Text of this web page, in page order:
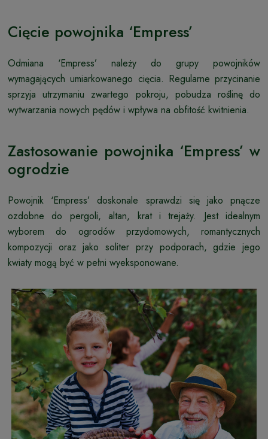
Cięcie powojnika ‘Empress’
Odmiana ‘Empress’ należy do grupy powojników
wymagających umiarkowanego cięcia. Regularne przycinanie
sprzyja utrzymaniu zwartego pokroju, pobudza roślinę do
wytwarzania nowych pędów i wpływa na obfitość kwitnienia.
Zastosowanie powojnika ‘Empress’ w
ogrodzie
Powojnik ‘Empress’ doskonale sprawdzi się jako pnącze
ozdobne do pergoli, altan, krat i trejaży. Jest idealnym
wyborem do ogrodów przydomowych, romantycznych
kompozycji oraz jako soliter przy podporach, gdzie jego
kwiaty mogą być w pełni wyeksponowane.